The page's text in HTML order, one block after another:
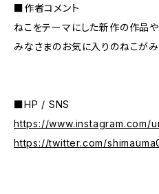
■作者コメント
ねこをテーマにした新作の作品
みなさまのお気に入りのねこがみ
■HP / SNS
https://www.instagram.com/
https://twitter.com/